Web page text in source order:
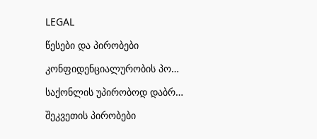
LEGAL
წესები და პირობები
კონფიდენციალურობის პოლიტიკა
საქონლის უპირობოდ დაბრუნების პირობები
შეკვეთის პირობები